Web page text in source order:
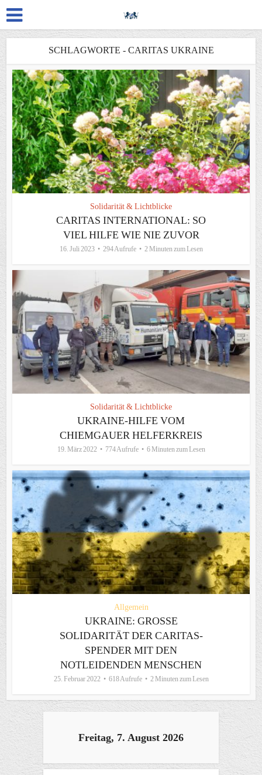
SCHLAGWORTE - CARITAS UKRAINE
Solidarität & Lichtblicke
CARITAS INTERNATIONAL: SO
VIEL HILFE WIE NIE ZUVOR
16. Juli 2023 294 Aufrufe 2 Minuten zum Lesen
Solidarität & Lichtblicke
UKRAINE-HILFE VOM
CHIEMGAUER HELFERKREIS
19. März 2022 774 Aufrufe 6 Minuten zum Lesen
Allgemein
UKRAINE: GROSSE S
OLIDARITÄT DER CARITAS-S
PENDER MIT DEN N
OTLEIDENDEN MENSCHEN
25. Februar 2022 618 Aufrufe 2 Minuten zum Lesen
Freitag, 7. August 2026